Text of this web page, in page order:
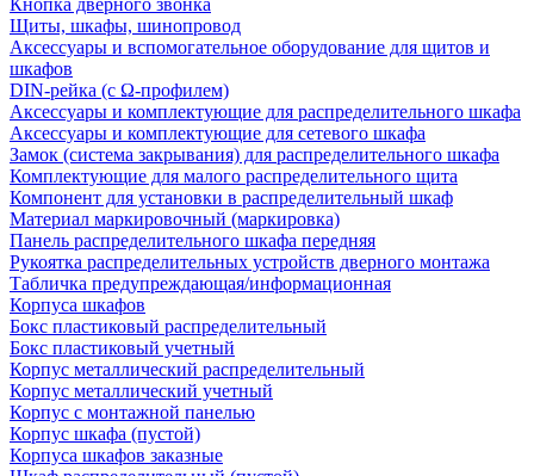
Кнопка дверного звонка
Щиты, шкафы, шинопровод
Аксессуары и вспомогательное оборудование для щитов и
шкафов
DIN-рейка (с Ω-профилем)
Аксессуары и комплектующие для распределительного шкафа
Аксессуары и комплектующие для сетевого шкафа
Замок (система закрывания) для распределительного шкафа
Комплектующие для малого распределительного щита
Компонент для установки в распределительный шкаф
Материал маркировочный (маркировка)
Панель распределительного шкафа передняя
Рукоятка распределительных устройств дверного монтажа
Табличка предупреждающая/информационная
Корпуса шкафов
Бокс пластиковый распределительный
Бокс пластиковый учетный
Корпус металлический распределительный
Корпус металлический учетный
Корпус с монтажной панелью
Корпус шкафа (пустой)
Корпуса шкафов заказные